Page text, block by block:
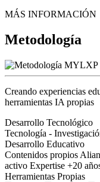
MÁS INFORMACIÓN
Metodología
Creando experiencias
herramientas IA propias
Desarrollo Tecnológico
Tecnología -
Desarrollo Educativo
Contenidos propios
activo Expertise +20
Herramientas Propias